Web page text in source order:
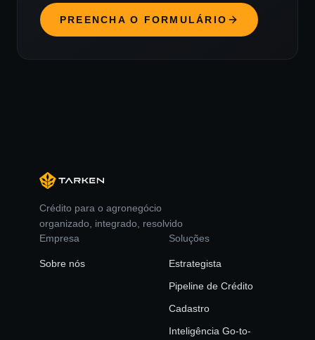
PREENCHA O FORMULÁRIO
Crédito para o agronegócio
organizado, integrado, resolvido
Empresa
Sobre nós
Soluções
Estrategista
Pipeline de Crédito
Cadastro
Inteligência Go-to-